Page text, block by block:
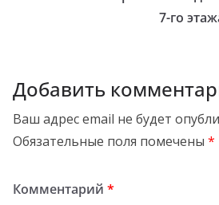
7-го
Добавить
Ваш адрес email не будет
Обязательные поля помечены *
Комментарий *